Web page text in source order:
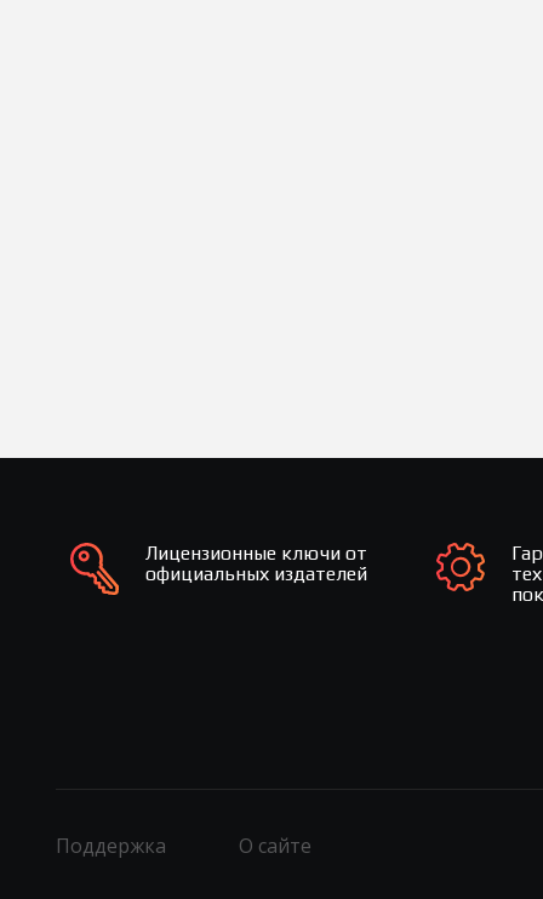
Лицензионные ключи от
официальных издателей
Поддержка О сайте